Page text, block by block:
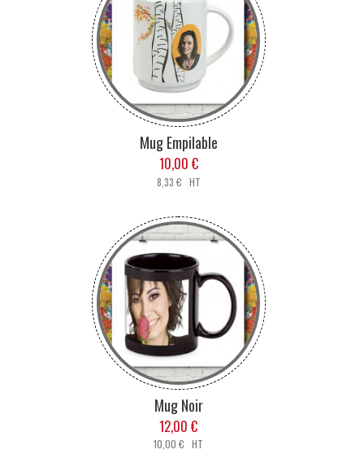
Mug Empilable
10,00 €
8,33 € HT
Mug Noir
12,00 €
10,00 € HT